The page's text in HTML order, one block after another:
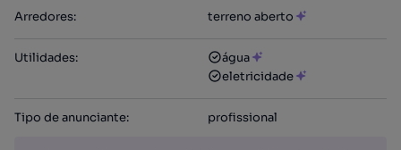
Arredores: terreno aberto
Utilidades:
água
eletricidade
Tipo de anunciante: profissional